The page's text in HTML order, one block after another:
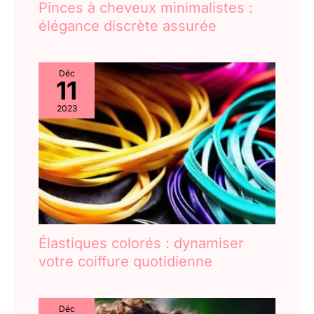
Pinces à cheveux minimalistes :
élégance discrète assurée
Déc
11
2023
Élastiques colorés : dynamiser
votre coiffure quotidienne
Déc